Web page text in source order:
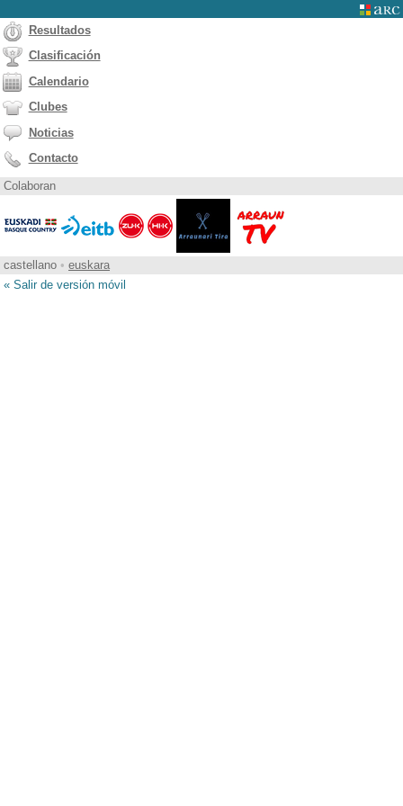
Resultados
Clasificación
Calendario
Clubes
Noticias
Contacto
Colaboran
castellano • euskara
« Salir de versión móvil